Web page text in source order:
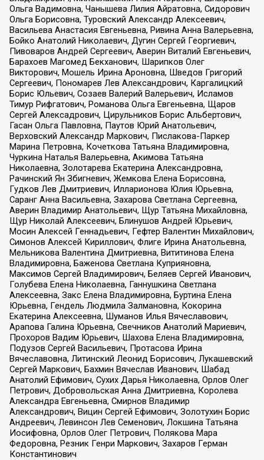
Ольга Вадимовна, Чанышева Лилия Айратовна, Сидорович
Ольга Борисовна, Туровский Александр Алексеевич,
Васильева Анастасия Евгеньевна, Ривина Анна Валерьевна,
Бойко Анатолий Николаевич, Дугин Сергей Георгиевич,
Пивоваров Андрей Сергеевич, Аверин Виталий Евгеньевич,
Барахоев Магомед Бекханович, Шарипков Олег
Викторович, Мошель Ирина Ароновна, Шведов Григорий
Сергеевич, Пономарев Лев Александрович, Каргалицкий
Борис Юльевич, Созаев Валерий Валерьевич, Исламов
Тимур Рифгатович, Романова Ольга Евгеньевна, Щаров
Сергей Алексадрович, Цирульников Борис Альбертович,
Гасан Ольга Павловна, Паутов Юрий Анатольевич,
Верховский Александр Маркович, Пислакова-Паркер
Марина Петровна, Кочеткова Татьяна Владимировна,
Чуркина Наталья Валерьевна, Акимова Татьяна
Николаевна, Золотарева Екатерина Александровна,
Рачинский Ян Збигневич, Жемкова Елена Борисовна,
Гудков Лев Дмитриевич, Илларионова Юлия Юрьевна,
Саранг Анна Васильевна, Захарова Светлана Сергеевна,
Аверин Владимир Анатольевич, Щур Татьяна Михайловна,
Щур Николай Алексеевич, Блинушов Андрей Юрьевич,
Мосин Алексей Геннадьевич, Гефтер Валентин Михайлович,
Симонов Алексей Кириллович, Флиге Ирина Анатольевна,
Мельникова Валентина Дмитриевна, Вититинова Елена
Владимировна, Баженова Светлана Куприяновна,
Максимов Сергей Владимирович, Беляев Сергей Иванович,
Голубева Елена Николаевна, Ганнушкина Светлана
Алексеевна, Закс Елена Владимировна, Буртина Елена
Юрьевна, Гендель Людмила Залмановна, Кокорина
Екатерина Алексеевна, Шуманов Илья Вячеславович,
Арапова Галина Юрьевна, Свечников Анатолий Мариевич,
Прохоров Вадим Юрьевич, Шахова Елена Владимировна,
Подузов Сергей Васильевич, Протасова Ирина
Вячеславовна, Литинский Леонид Борисович, Лукашевский
Сергей Маркович, Бахмин Вячеслав Иванович, Шабад
Анатолий Ефимович, Сухих Дарья Николаевна, Орлов Олег
Петрович, Добровольская Анна Дмитриевна, Королева
Александра Евгеньевна, Смирнов Владимир
Александрович, Вицин Сергей Ефимович, Золотухин Борис
Андреевич, Левинсон Лев Семенович, Локшина Татьяна
Иосифовна, Орлов Олег Петрович, Полякова Мара
Федоровна, Резник Генри Маркович, Захаров Герман
Константинович